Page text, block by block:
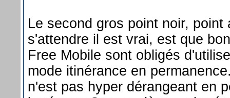
Le second gros point noir, point
s'attendre il est vrai, est que
Free Mobile sont obligés
mode itinérance en
n'est pas hyper dérangeant en